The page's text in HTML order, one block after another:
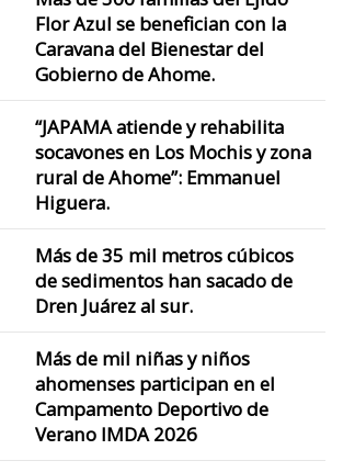
Flor Azul se benefician con la
Caravana del Bienestar del
Gobierno de Ahome.
“JAPAMA atiende y rehabilita
socavones en Los Mochis y zona
rural de Ahome”: Emmanuel
Higuera.
Más de 35 mil metros cúbicos
de sedimentos han sacado de
Dren Juárez al sur.
Más de mil niñas y niños
ahomenses participan en el
Campamento Deportivo de
Verano IMDA 2026